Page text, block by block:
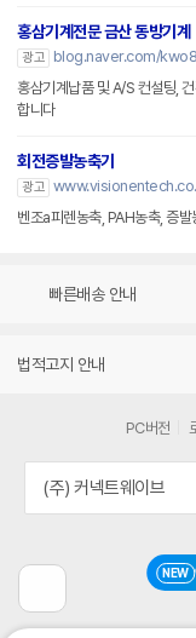
NEW
홍삼기계전문 금산 동방기계
광고
blog.naver.com/
홍삼기계납품 및 A/S 컨설팅,
합니다
회전증발농축기
광고
벤조a피렌농축, PAH농축, 증발
빠른배송 안내
법적고지 안내
전
페
PC버전
(주) 커넥트웨이브